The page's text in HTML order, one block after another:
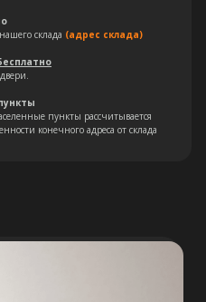
склада (адрес склада)
пункты рассчитывается
конечного адреса от склада